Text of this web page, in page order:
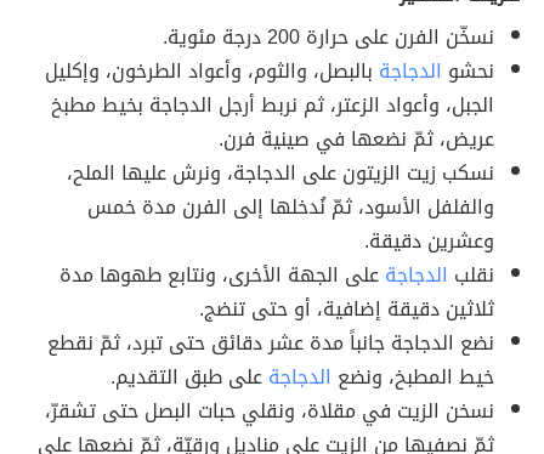
نسخّن الفرن على حرارة 200 درجة مئوية.
نحشو الدجاجة بالبصل، والثوم، وأعواد الطرخون، وإكليل
الجبل، وأعواد الزعتر، ثم نربط أرجل الدجاجة بخيط مطبخ
عريض، ثمّ نضعها في صينية فرن.
نسكب زيت الزيتون على الدجاجة، ونرش عليها الملح،
والفلفل الأسود، ثمّ نُدخلها إلى الفرن مدة خمس
وعشرين دقيقة.
نقلب الدجاجةعلى الجهة الأخرى، ونتابع طهوها مدة
ثلاثين دقيقة إضافية، أو حتى تنضج.
نضع الدجاجة جانباً مدة عشر دقائق حتى تبرد، ثمّ نقطع
خيط المطبخ، ونضع الدجاجةعلى طبق التقديم.
نسخن الزيت في مقلاة، ونقلي حبات البصل حتى تشقرّ،
ثمّ نصفيها من الزيت على مناديل ورقيّة، ثمّ نضعها على